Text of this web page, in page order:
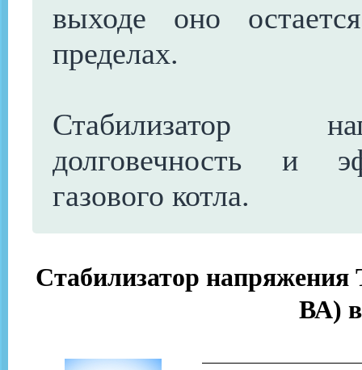
выходе оно
пределах.
Стабилизатор
долговечность и
газового котла.
Стабилизатор напряжения
ВА)